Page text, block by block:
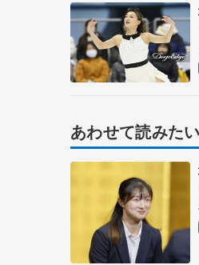
あわせて読みたい